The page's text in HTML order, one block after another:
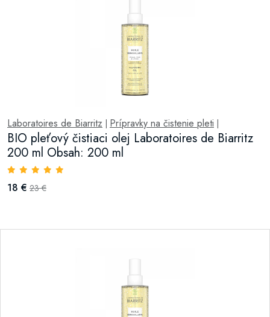
Laboratoires de Biarritz Prípravky na čistenie pleti
BIO pleťový čistiaci olej Laboratoires de Biarritz
200 ml Obsah: 200 ml
18 € 23 €